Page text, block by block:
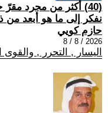
(40) أكثر من مجرد مقرّ
نفكر إلى ما هو أبعد من
حازم كويي
2026 / 8 / 8
اليسار , التحرر , والقوى